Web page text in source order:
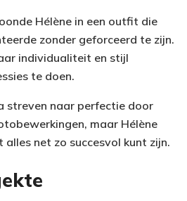
Hélène in een outfit die
zonder geforceerd te zijn.
individualiteit en stijl
te doen.
streven naar perfectie door
maar Hélène
net zo succesvol kunt zijn.